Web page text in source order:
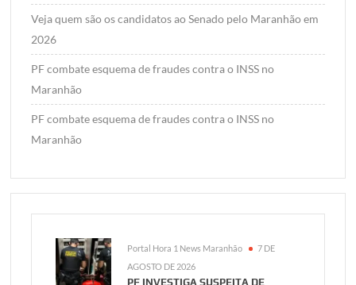
Veja quem são os candidatos ao Senado pelo Maranhão em
2026
PF combate esquema de fraudes contra o INSS no
Maranhão
PF combate esquema de fraudes contra o INSS no
Maranhão
Portal Hora 1 News Maranhão
7 DE
AGOSTO DE 2026
PF INVESTIGA SUSPEITA DE